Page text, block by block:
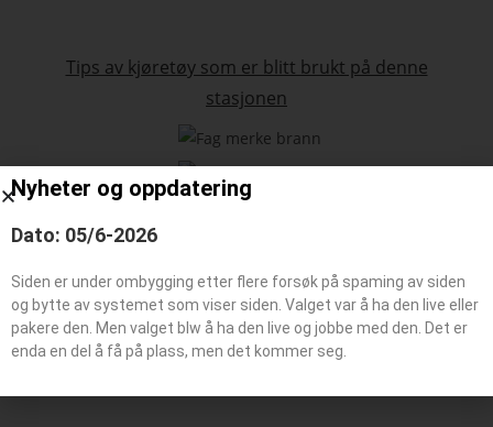
Tips av kjøretøy som er blitt brukt på denne
stasjonen
Søk
SØK
Nyheter og oppdatering
Dato: 05/6-2026
Siden er under ombygging etter flere forsøk på spaming av siden
og bytte av systemet som viser siden. Valget var å ha den live eller
pakere den. Men valget blw å ha den live og jobbe med den. Det er
enda en del å få på plass, men det kommer seg.